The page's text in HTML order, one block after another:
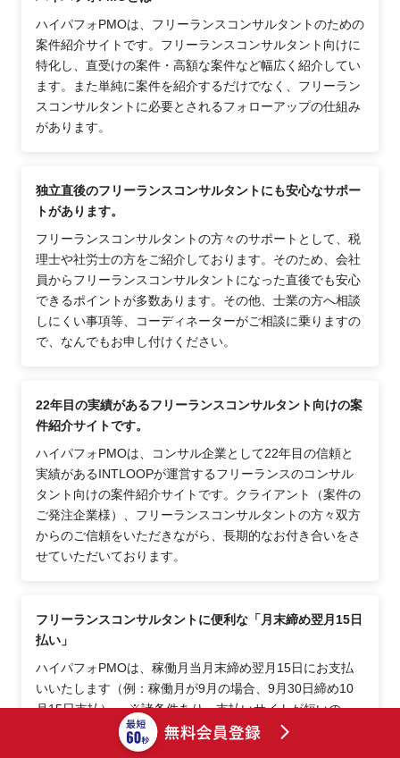
ハイパフォPMOは、フリーランスコンサルタントのための
案件紹介サイトです。フリーランスコンサルタント向けに
特化し、直受けの案件・高額な案件など幅広く紹介してい
ます。また単純に案件を紹介するだけでなく、フリーラン
スコンサルタントに必要とされるフォローアップの仕組み
があります。
独立直後のフリーランスコンサルタントにも安心なサポー
トがあります。
フリーランスコンサルタントの方々のサポートとして、税
理士や社労士の方をご紹介しております。そのため、会社
員からフリーランスコンサルタントになった直後でも安心
できるポイントが多数あります。その他、士業の方へ相談
しにくい事項等、コーディネーターがご相談に乗りますの
で、なんでもお申し付けください。
22年目の実績があるフリーランスコンサルタント向けの案
件紹介サイトです。
ハイパフォPMOは、コンサル企業として22年目の信頼と
実績があるINTLOOPが運営するフリーランスのコンサル
タント向けの案件紹介サイトです。クライアント（案件の
ご発注企業様）、フリーランスコンサルタントの方々双方
からのご信頼をいただきながら、長期的なお付き合いをさ
せていただいております。
フリーランスコンサルタントに便利な「月末締め翌月15日
払い」
ハイパフォPMOは、稼働月当月末締め翌月15日にお支払
いいたします（例：稼働月が9月の場合、9月30日締め10
月15日支払）。 ※諸条件あり。支払いサイトが短いの
で、会社員からフリーランスコンサルタントになった直後
の方などにも安心してご利用いただけます。